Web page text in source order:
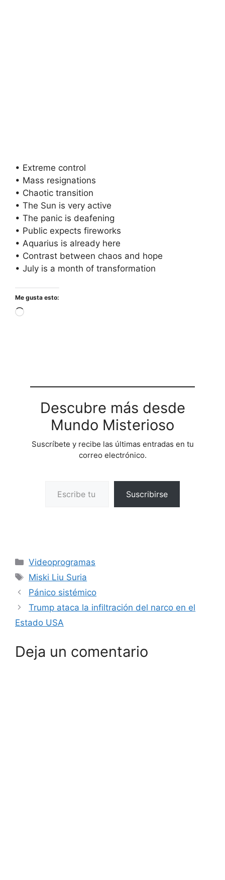
• Extreme control
• Mass resignations
• Chaotic transition
• The Sun is very active
• The panic is deafening
• Public expects fireworks
• Aquarius is already here
• Contrast between chaos and hope
• July is a month of transformation
Me gusta esto:
Cargando...
Descubre más desde
Mundo Misterioso
Suscríbete y recibe las últimas entradas en tu
correo electrónico.
Suscribirse
Categorías
Videoprogramas
Etiquetas
Miski Liu Suria
Pánico sistémico
Trump ataca la infiltración del narco en el
Estado USA
Deja un comentario